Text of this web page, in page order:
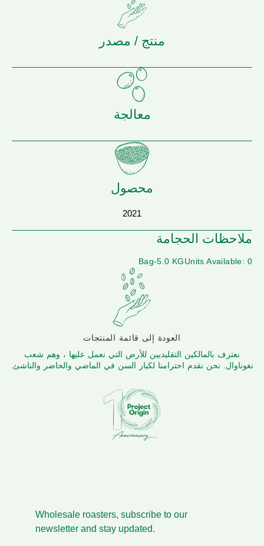
منتج / مصدر
معالجة
محصول
2021
ملاحظات الحجامة
Units Available: 0
Bag-5.0 KG
العودة إلى قائمة المنتجات
نعترف بالمالكين التقليديين للأرض التي نعمل عليها ، وهم شعب
نغوناوال. نحن نقدم احترامنا لكبار السن في الماضي والحاضر والناشئ.